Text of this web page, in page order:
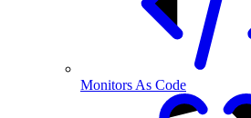
Monitors As Code